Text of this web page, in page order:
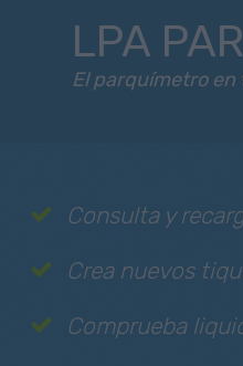
LPA
El parquímetro en
Consulta y
Crea nuevos
Comprueba